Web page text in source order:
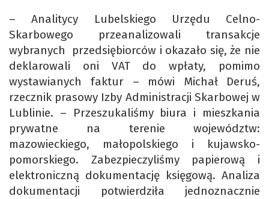
– Analitycy Lubelskiego Urzędu Celno-
Skarbowego przeanalizowali transakcje
wybranych przedsiębiorców i okazało się, że nie
deklarowali oni VAT do wpłaty, pomimo
wystawianych faktur – mówi Michał Deruś,
rzecznik prasowy Izby Administracji Skarbowej w
Lublinie. – Przeszukaliśmy biura i mieszkania
prywatne na terenie województw:
mazowieckiego, małopolskiego i kujawsko-
pomorskiego. Zabezpieczyliśmy papierową i
elektroniczną dokumentację księgową. Analiza
dokumentacji potwierdziła jednoznacznie